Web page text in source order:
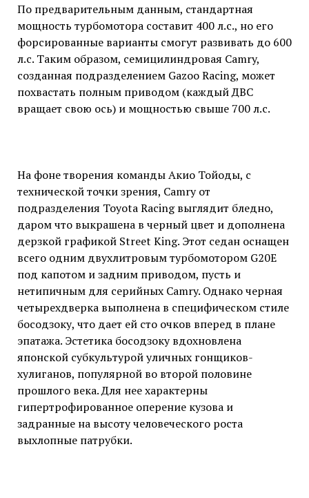
По предварительным данным, стандартная
мощность турбомотора составит 400 л.с., но его
форсированные варианты смогут развивать до 600
л.с. Таким образом, семицилиндровая Camry,
созданная подразделением Gazoo Racing, может
похвастать полным приводом (каждый ДВС
вращает свою ось) и мощностью свыше 700 л.с.
На фоне творения команды Акио Тойоды, с
технической точки зрения, Camry от
подразделения Toyota Racing выглядит бледно,
даром что выкрашена в черный цвет и дополнена
дерзкой графикой Street King. Этот седан оснащен
всего одним двухлитровым турбомотором G20E
под капотом и задним приводом, пусть и
нетипичным для серийных Camry. Однако черная
четырехдверка выполнена в специфическом стиле
босодзоку, что дает ей сто очков вперед в плане
эпатажа. Эстетика босодзоку вдохновлена
японской субкультурой уличных гонщиков-
хулиганов, популярной во второй половине
прошлого века. Для нее характерны
гипертрофированное оперение кузова и
задранные на высоту человеческого роста
выхлопные патрубки.